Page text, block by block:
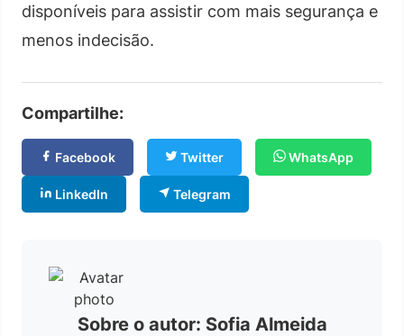
disponíveis para assistir com mais segurança e
menos indecisão.
Compartilhe:
Facebook Twitter WhatsApp
LinkedIn Telegram
Sobre o autor: Sofia Almeida